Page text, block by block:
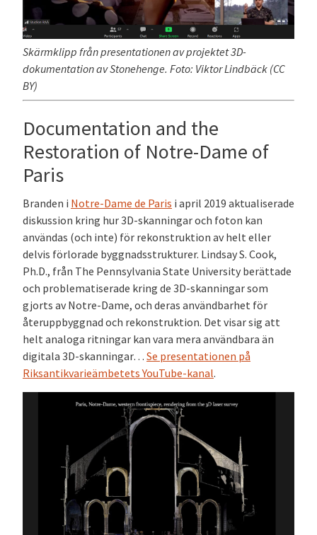
Skärmklipp från presentationen av projektet 3D-
dokumentation av Stonehenge. Foto: Viktor Lindbäck (CC
BY)
Documentation and the
Restoration of Notre-Dame of
Paris
Branden i Notre-Dame de Paris i april 2019 aktualiserade
diskussion kring hur 3D-skanningar och foton kan
användas (och inte) för rekonstruktion av helt eller
delvis förlorade byggnadsstrukturer. Lindsay S. Cook,
Ph.D., från The Pennsylvania State University berättade
och problematiserade kring de 3D-skanningar som
gjorts av Notre-Dame, och deras användbarhet för
återuppbyggnad och rekonstruktion. Det visar sig att
helt analoga ritningar kan vara mera användbara än
digitala 3D-skanningar… Se presentationen på
Riksantikvarieämbetets YouTube-kanal.